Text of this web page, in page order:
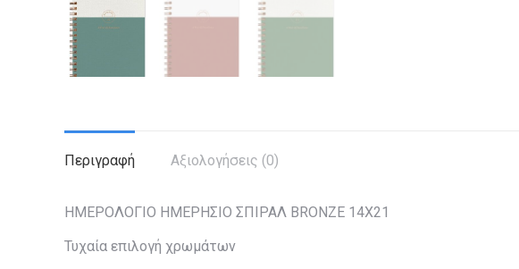
Περιγραφή Αξιολογήσεις (0)
ΗΜΕΡΟΛΟΓΙΟ ΗΜΕΡΗΣΙΟ ΣΠΙΡΑΛ BRONZE 14X21
Τυχαία επιλογή χρωμάτων